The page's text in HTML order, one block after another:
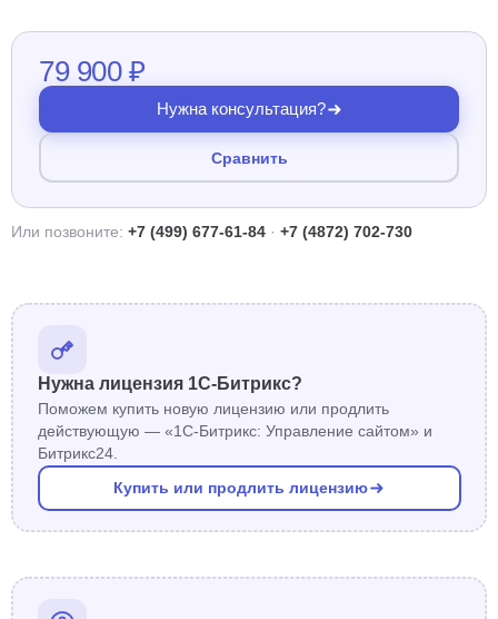
79 900 ₽
Нужна консультация?
Сравнить
Или позвоните: +7 (499) 677-61-84 · +7 (4872) 702-730
Нужна лицензия 1С-Битрикс?
Поможем купить новую лицензию или продлить
действующую — «1С-Битрикс: Управление сайтом» и
Битрикс24.
Купить или продлить лицензию